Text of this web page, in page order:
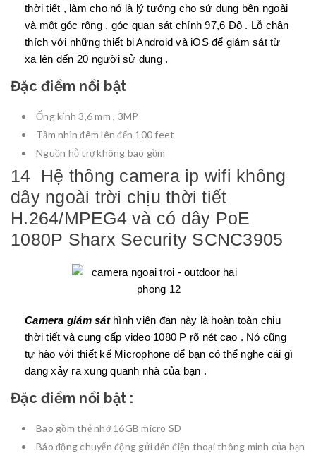
thời tiết , làm cho nó là lý tưởng cho sử dụng bên ngoài
và một góc rộng , góc quan sát chính 97,6 Độ . Lỗ chân
thích với những thiết bị Android và iOS để giám sát từ
xa lên đến 20 người sử dụng .
Đặc điểm nổi bật
Ống kính 3,6 mm , 3MP
Tầm nhìn đêm lên đến 100 feet
Nguồn hỗ trợ không bao gồm
14 Hệ thông camera ip wifi không
dây ngoài trời chịu thời tiết
H.264/MPEG4 và có dây PoE
1080P Sharx Security SCNC3905
Camera giám sáthình viên đạn này là hoàn toàn chịu
thời tiết và cung cấp video 1080 P rõ nét cao . Nó cũng
tự hào với thiết kế Microphone để bạn có thể nghe cái gì
đang xảy ra xung quanh nhà của bạn .
Đặc điểm nổi bật :
Bao gồm thẻ nhớ 16GB micro SD
Báo động chuyển động gửi đến điện thoại thông minh của bạn